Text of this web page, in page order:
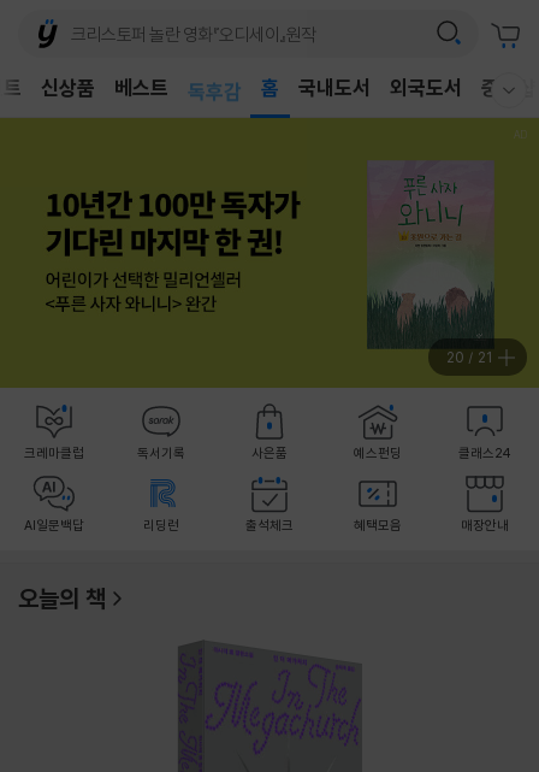
신상품 베스트
독후감
어린이
홈 국내도서 외국도서 중고샵
21 / 21
크레마클럽 독서기록 사은품 예스펀딩 클래스24
AI일문백답 리딩런 출석체크 혜택모음 매장안내
오늘의 책